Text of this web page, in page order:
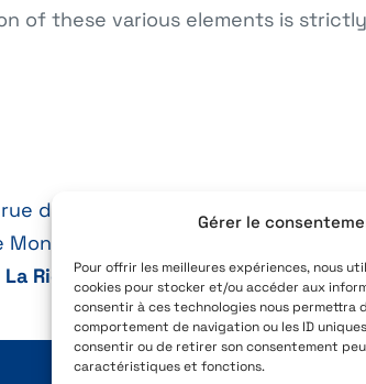
Gérer le
Pour offrir les meilleures expériences, nous
cookies pour stocker et/ou accéder aux
consentir à ces technologies nous permettra
comportement de navigation ou les ID
consentir ou de retirer son consentement
caractéristiques et fonctions.
of these various elements is
des Cytises,
Montrambert Pigeot
Ricamarie, France